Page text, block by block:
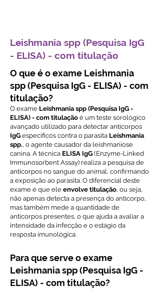
Leishmania spp (Pesquisa IgG
- ELISA) - com titulação
O que é o exame Leishmania
spp (Pesquisa IgG - ELISA) - com
titulação?
O exame Leishmania spp (Pesquisa IgG -
ELISA) - com titulação é um teste sorológico
avançado utilizado para detectar anticorpos
IgG específicos contra o parasita Leishmania
spp., o agente causador da leishmaniose
canina. A técnica ELISA IgG (Enzyme-Linked
Immunosorbent Assay) realiza a pesquisa de
anticorpos no sangue do animal, confirmando
a exposição ao parasita. O diferencial deste
exame é que ele envolve titulação, ou seja,
não apenas detecta a presença do anticorpo,
mas também mede a quantidade de
anticorpos presentes, o que ajuda a avaliar a
intensidade da infecção e o estágio da
resposta imunológica.
Para que serve o exame
Leishmania spp (Pesquisa IgG -
ELISA) - com titulação?